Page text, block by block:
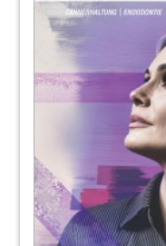
32Sandock
38
40Bius